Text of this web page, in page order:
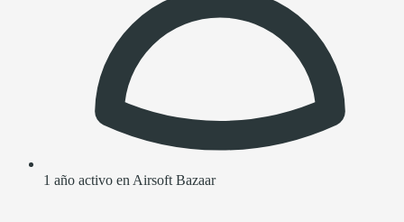
1 año activo en Airsoft Bazaar